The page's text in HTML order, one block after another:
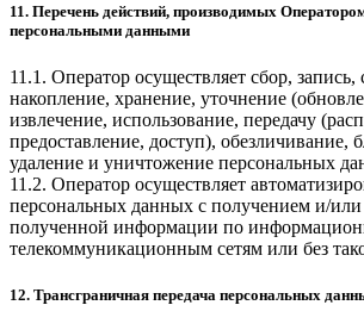
11. Перечень действий, производимых
персональными данными
11.1. Оператор осуществляет сбор,
накопление, хранение, уточнение
извлечение, использование, передачу
предоставление, доступ), обезличивание,
удаление и уничтожение персональных
11.2. Оператор осуществляет
персональных данных с получением и/или
полученной информации по
телекоммуникационным сетям или без
12. Трансграничная передача персональных